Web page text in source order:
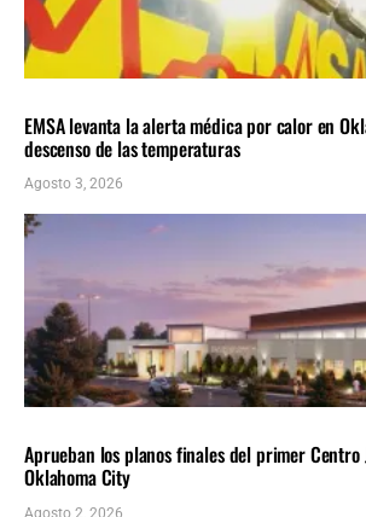
EMSA levanta la alerta médica por calor en
descenso de las temperaturas
Agosto 3, 2026
Aprueban los planos finales del primer Centro
Oklahoma City
Agosto 2, 2026